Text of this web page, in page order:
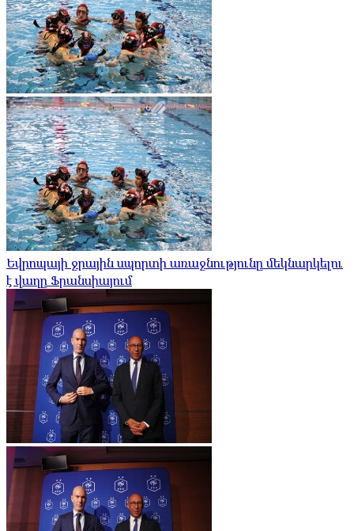
Եվրոպայի ջրային սպորտի առաջնությունը մեկնարկելու
է վաղը Ֆրանսիայում